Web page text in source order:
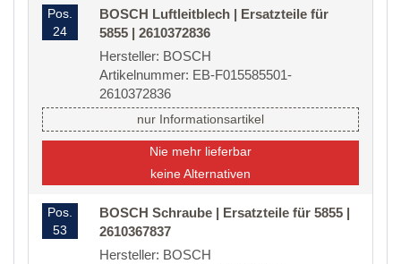
Pos.
24
BOSCH Luftleitblech | Ersatzteile für
5855 | 2610372836
Hersteller: BOSCH
Artikelnummer: EB-F015585501-
2610372836
nur Informationsartikel
Nie mehr lieferbar
keine Alternativen
Pos.
53
BOSCH Schraube | Ersatzteile für 5855 |
2610367837
Hersteller: BOSCH